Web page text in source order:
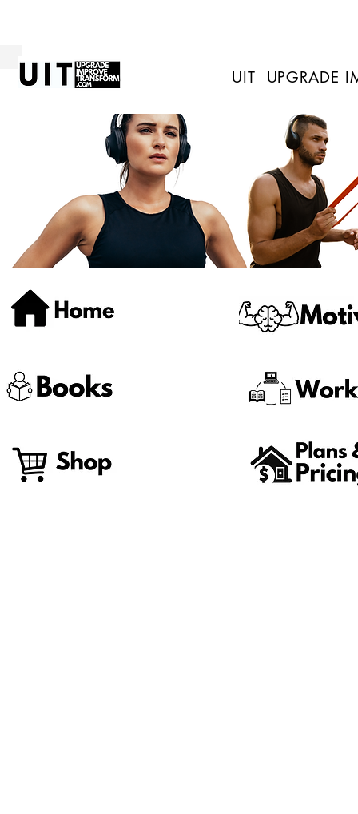
UIT UPGRADE